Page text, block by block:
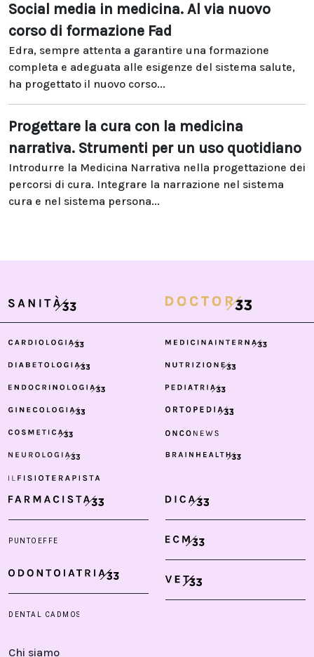
Social media in medicina. Al via nuovo
corso di formazione Fad
Edra, sempre attenta a garantire una formazione
completa e adeguata alle esigenze del sistema salute,
ha progettato il nuovo corso...
Progettare la cura con la medicina
narrativa. Strumenti per un uso quotidiano
Introdurre la Medicina Narrativa nella progettazione dei
percorsi di cura. Integrare la narrazione nel sistema
cura e nel sistema persona...
Chi siamo